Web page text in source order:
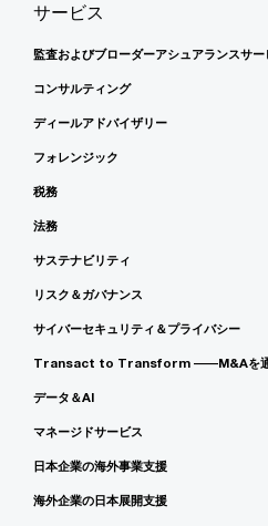
サービス
監査およびブローダーアシュアランスサー
コンサルティング
ディールアドバイザリー
フォレンジック
税務
法務
サステナビリティ
リスク＆ガバナンス
サイバーセキュリティ＆プライバシー
Transact to Transform ――M&Aを通
データ＆AI
マネージドサービス
日本企業の海外事業支援
海外企業の日本展開支援